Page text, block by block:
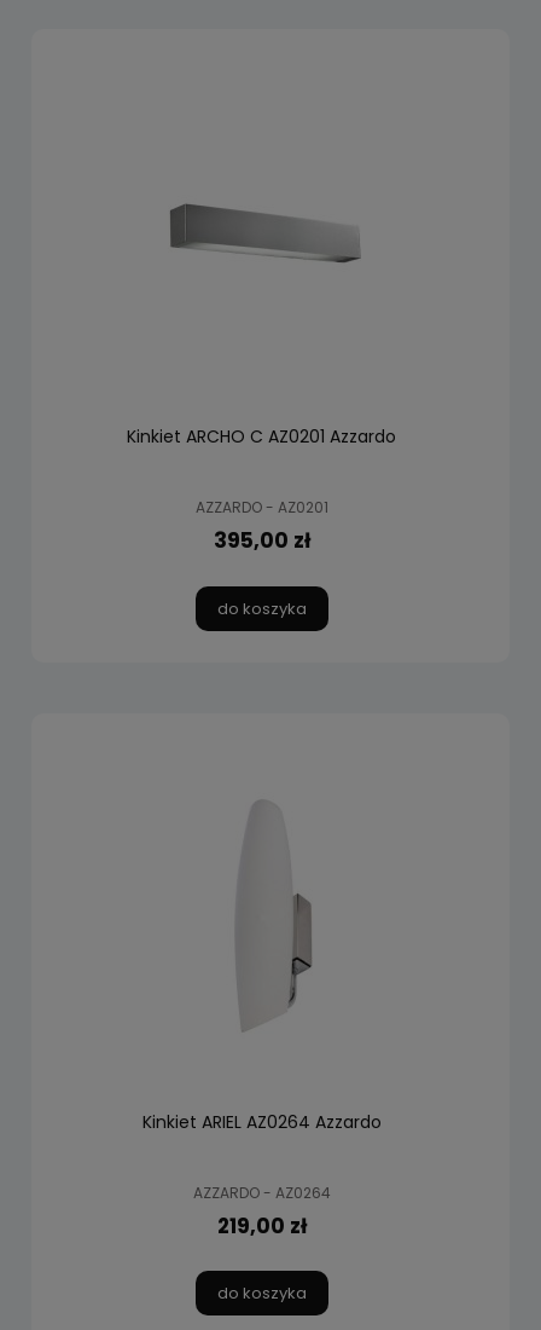
Kinkiet ARCHO C AZ0201 Azzardo
AZZARDO - AZ0201
395,00 zł
do koszyka
Kinkiet ARIEL AZ0264 Azzardo
AZZARDO - AZ0264
219,00 zł
do koszyka